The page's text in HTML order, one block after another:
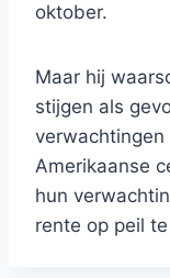
oktober.
Maar hij
stijgen als
Amerikaanse
hun
rente op peil